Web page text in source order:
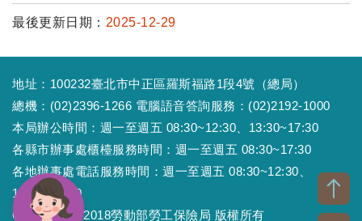
最後更新日期： 2025-12-29
地址：100232臺北市中正區羅斯福路1段4號（總局）
總機：(02)2396-1266 電腦語音答詢服務：(02)2192-1000
本局辦公時間：週一至週五 08:30~12:30、13:30~17:30
各縣市辦事處櫃檯服務時間：週一至週五 08:30~17:30
各地辦事處電話服務時間：週一至週五 08:30~12:30、
13:30~17:30
Copyright © 2018勞動部勞工保險局 版權所有